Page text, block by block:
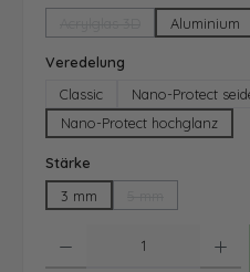
(Diese Option ist zurzeit
Aluminium
Veredelung
Classic
Nano-Protect
Nano-Protect hochglanz
Stärke
3 mm